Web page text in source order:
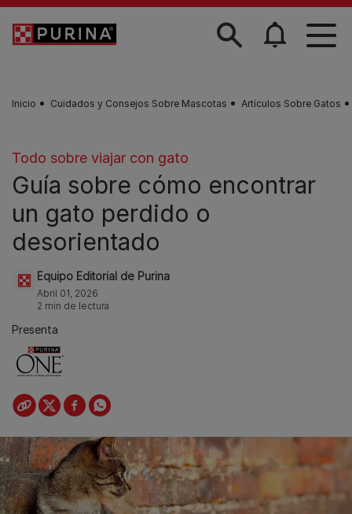
Skip to main content
Inicio Cuidados y Consejos Sobre Mascotas Artículos Sobre Gatos
Todo sobre viajar con gato
Guía sobre cómo encontrar
un gato perdido o
desorientado
Equipo Editorial de Purina
Abril 01, 2026
2 min de lectura
Presenta